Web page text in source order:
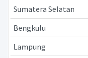
Sumatera Selatan
Bengkulu
Lampung